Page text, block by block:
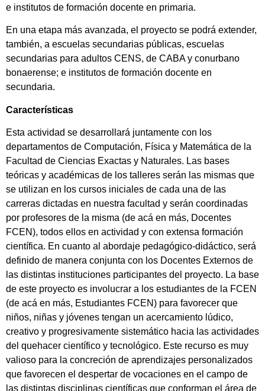
e institutos de formación docente en primaria.
En una etapa más avanzada, el proyecto se podrá extender,
también, a escuelas secundarias públicas, escuelas
secundarias para adultos CENS, de CABA y conurbano
bonaerense; e institutos de formación docente en
secundaria.
Características
Esta actividad se desarrollará juntamente con los
departamentos de Computación, Física y Matemática de la
Facultad de Ciencias Exactas y Naturales. Las bases
teóricas y académicas de los talleres serán las mismas que
se utilizan en los cursos iniciales de cada una de las
carreras dictadas en nuestra facultad y serán coordinadas
por profesores de la misma (de acá en más, Docentes
FCEN), todos ellos en actividad y con extensa formación
científica. En cuanto al abordaje pedagógico-didáctico, será
definido de manera conjunta con los Docentes Externos de
las distintas instituciones participantes del proyecto. La base
de este proyecto es involucrar a los estudiantes de la FCEN
(de acá en más, Estudiantes FCEN) para favorecer que
niños, niñas y jóvenes tengan un acercamiento lúdico,
creativo y progresivamente sistemático hacia las actividades
del quehacer científico y tecnológico. Este recurso es muy
valioso para la concreción de aprendizajes personalizados
que favorecen el despertar de vocaciones en el campo de
las distintas disciplinas científicas que conforman el área de